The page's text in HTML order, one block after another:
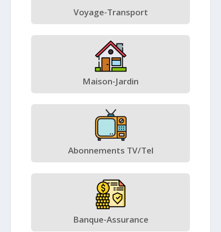
Voyage-Transport
Maison-Jardin
Abonnements TV/Tel
Banque-Assurance